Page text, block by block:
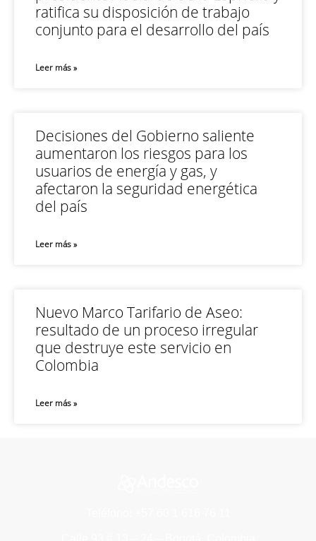
ratifica su disposición de trabajo
conjunto para el desarrollo del país
Leer más »
Decisiones del Gobierno saliente
aumentaron los riesgos para los
usuarios de energía y gas, y
afectaron la seguridad energética
del país
Leer más »
Nuevo Marco Tarifario de Aseo:
resultado de un proceso irregular
que destruye este servicio en
Colombia
Leer más »